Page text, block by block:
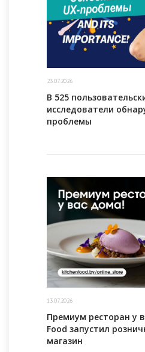
23.07.2026
В 525
исследователи
проблемы
13.07.2026
Премиум ресторан у
Food запустил
магазин